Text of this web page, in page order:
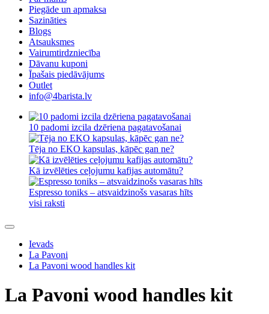
Piegāde un apmaksa
Sazināties
Blogs
Atsauksmes
Vairumtirdzniecība
Dāvanu kuponi
Īpašais piedāvājums
Outlet
info@4barista.lv
10 padomi izcila dzēriena pagatavošanai
Tēja no EKO kapsulas, kāpēc gan ne?
Kā izvēlēties ceļojumu kafijas automātu?
Espresso toniks – atsvaidzinošs vasaras hīts
visi raksti
Ievads
La Pavoni
La Pavoni wood handles kit
La Pavoni wood handles kit